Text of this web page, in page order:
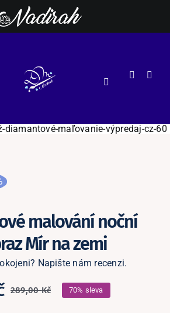
NOVÉ
malování noční
Mír na zemi
Napište nám recenzi.
289,00KčPůvodní
Aktuální
70% sleva